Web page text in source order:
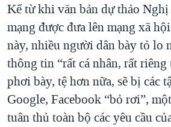
Kể từ khi văn bản dự thảo
mạng được đưa lên mạng xã
này, nhiều người dân bày tỏ lo
thông tin “rất cá nhân, rất riêng
phơi bày, tệ hơn nữa, sẽ bị các
Google, Facebook “bỏ rơi”,
tuân thủ toàn bộ các yêu cầu